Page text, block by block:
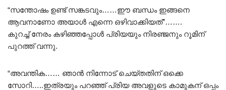
“സന്തോഷം ഉണ്ട് സങ്കടവും……ഈ ബന്ധം ഇങ്ങനെ
ആവനാണോ അയാൾ എന്നെ ഒഴിവാക്കിയത്”…….
കുറച്ച് നേരം കഴിഞ്ഞപ്പോൾ പ്രിയയും നിരഞ്ജനും റൂമിന്
പുറത്ത് വന്നു.
“അവന്തിക…… ഞാൻ നിന്നോട് ചെയ്തതിന് ഒക്കെ
സോറി…..ഇത്രയും പറഞ്ഞ് പ്രിയ അവളുടെ കാമുകന് ഒപ്പം